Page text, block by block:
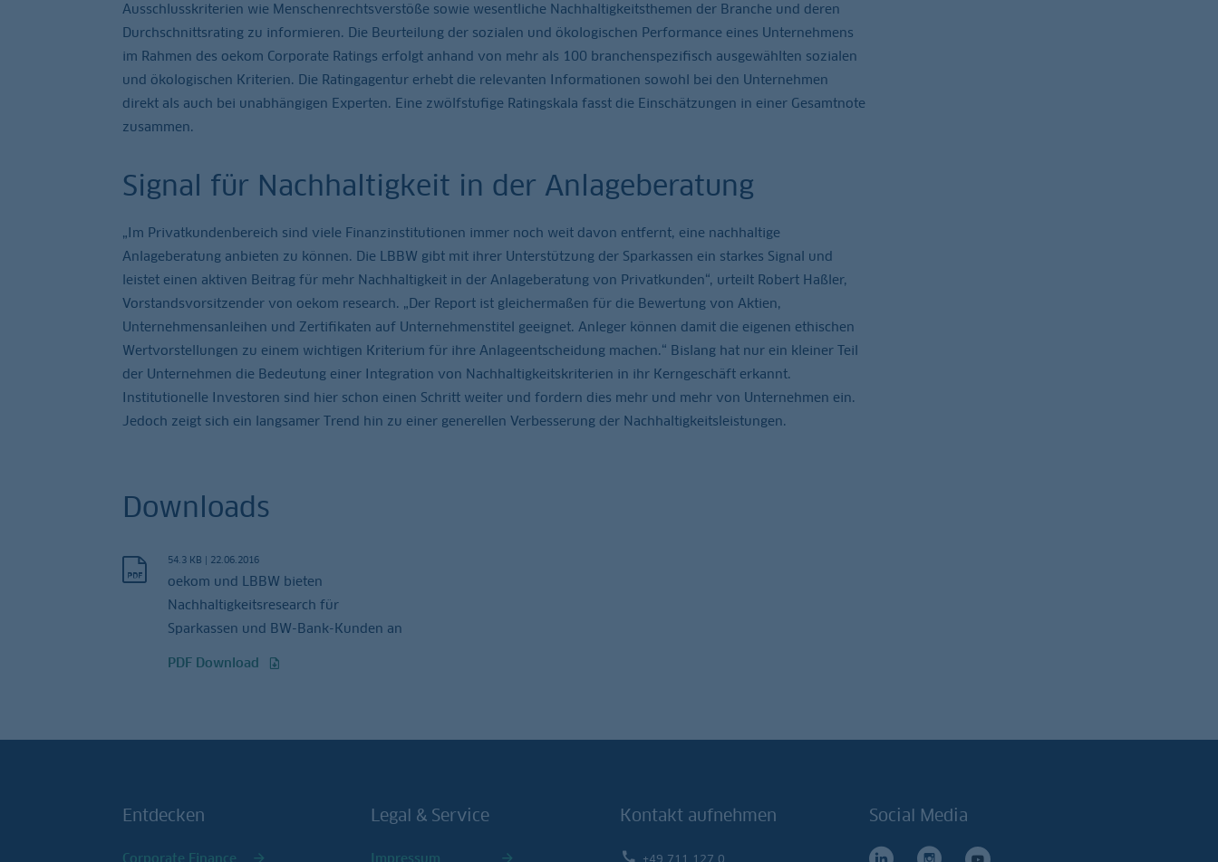
Ausschlusskriterien wie Menschenrechtsverstöße sowie wesentliche Nachhaltigkeitsthemen der Branche und deren
Durchschnittsrating zu informieren. Die Beurteilung der sozialen und ökologischen Performance eines Unternehmens
im Rahmen des oekom Corporate Ratings erfolgt anhand von mehr als 100 branchenspezifisch ausgewählten sozialen
und ökologischen Kriterien. Die Ratingagentur erhebt die relevanten Informationen sowohl bei den Unternehmen
direkt als auch bei unabhängigen Experten. Eine zwölfstufige Ratingskala fasst die Einschätzungen in einer Gesamtnote
zusammen.
Signal für Nachhaltigkeit in der Anlageberatung
„Im Privatkundenbereich sind viele Finanzinstitutionen immer noch weit davon entfernt, eine nachhaltige
Anlageberatung anbieten zu können. Die LBBW gibt mit ihrer Unterstützung der Sparkassen ein starkes Signal und
leistet einen aktiven Beitrag für mehr Nachhaltigkeit in der Anlageberatung von Privatkunden“, urteilt Robert Haßler,
Vorstandsvorsitzender von oekom research. „Der Report ist gleichermaßen für die Bewertung von Aktien,
Unternehmensanleihen und Zertifikaten auf Unternehmenstitel geeignet. Anleger können damit die eigenen ethischen
Wertvorstellungen zu einem wichtigen Kriterium für ihre Anlageentscheidung machen.“ Bislang hat nur ein kleiner Teil
der Unternehmen die Bedeutung einer Integration von Nachhaltigkeitskriterien in ihr Kerngeschäft erkannt.
Institutionelle Investoren sind hier schon einen Schritt weiter und fordern dies mehr und mehr von Unternehmen ein.
Jedoch zeigt sich ein langsamer Trend hin zu einer generellen Verbesserung der Nachhaltigkeitsleistungen.
Downloads
54.3 KB | 22.06.2016
oekom und LBBW bieten
Nachhaltigkeitsresearch für
Sparkassen und BW-Bank-Kunden an
PDF Download
Entdecken
Corporate Finance
Legal & Service
Impressum
Kontakt aufnehmen
+49 711 127 0
Social Media